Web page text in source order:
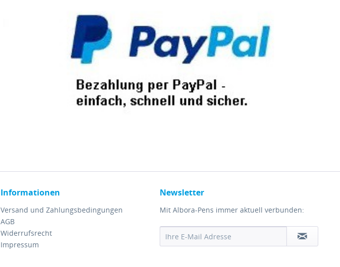
Informationen
Versand und Zahlungsbedingungen
AGB
Widerrufsrecht
Impressum
Newsletter
Mit Albora-Pens immer aktuell verbunden: